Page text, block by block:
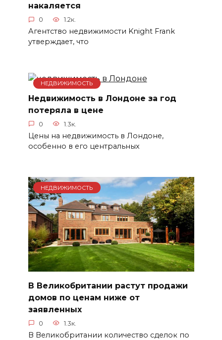
накаляется
0 1.2к.
Агентство недвижимости Knight Frank
утверждает, что
НЕДВИЖИМОСТЬ
Недвижимость в Лондоне за год
потеряла в цене
0 1.3к.
Цены на недвижимость в Лондоне,
особенно в его центральных
НЕДВИЖИМОСТЬ
В Великобритании растут продажи
домов по ценам ниже от
заявленных
0 1.3к.
В Великобритании количество сделок по